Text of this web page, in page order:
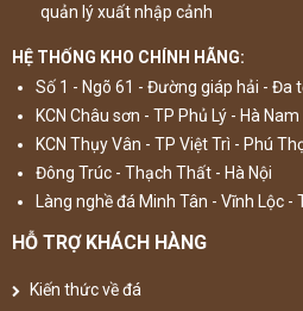
quản lý xuất nhập cảnh
HỆ THỐNG KHO CHÍNH HÃNG:
Số 1 - Ngõ 61 - Đường giáp hải - Đa
KCN Châu sơn - TP Phủ Lý - Hà Nam
KCN Thụy Vân - TP Việt Trì - Phú
Đông Trúc - Thạch Thất - Hà Nội
Làng nghề đá Minh Tân - Vĩnh Lộc -
HỖ TRỢ KHÁCH HÀNG
Kiến thức về đá